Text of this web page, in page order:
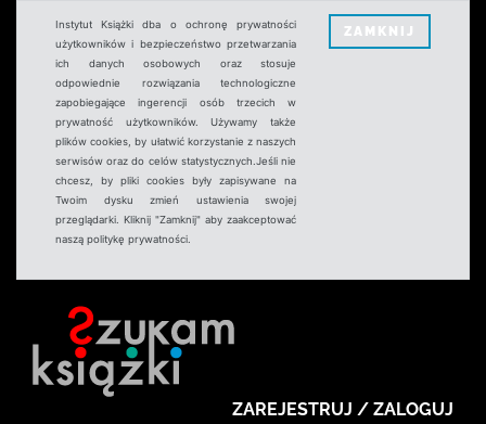
Instytut Książki dba o ochronę prywatności
użytkowników i bezpieczeństwo przetwarzania
ich danych osobowych oraz stosuje
odpowiednie rozwiązania technologiczne
zapobiegające ingerencji osób trzecich w
prywatność użytkowników. Używamy także
plików cookies, by ułatwić korzystanie z naszych
serwisów oraz do celów statystycznych.Jeśli nie
chcesz, by pliki cookies były zapisywane na
Twoim dysku zmień ustawienia swojej
przeglądarki. Kliknij "Zamknij" aby zaakceptować
naszą politykę prywatności.
ZAMKNIJ
ZAREJESTRUJ / ZALOGUJ